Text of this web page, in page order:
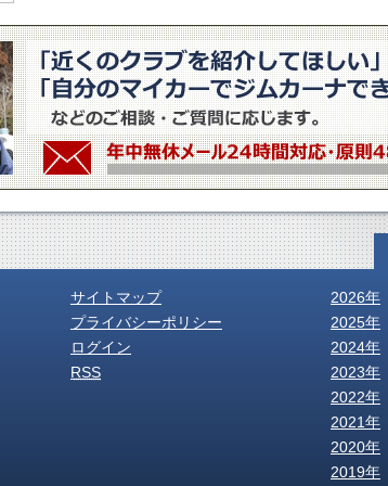
サイトマップ
プライバシーポリシー
ログイン
RSS
2026年
2025年
2024年
2023年
2022年
2021年
2020年
2019年